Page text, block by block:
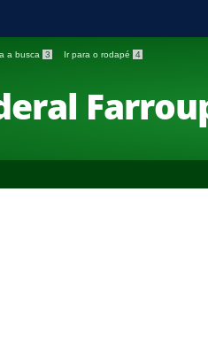
a busca 3 Ir para o rodapé 4